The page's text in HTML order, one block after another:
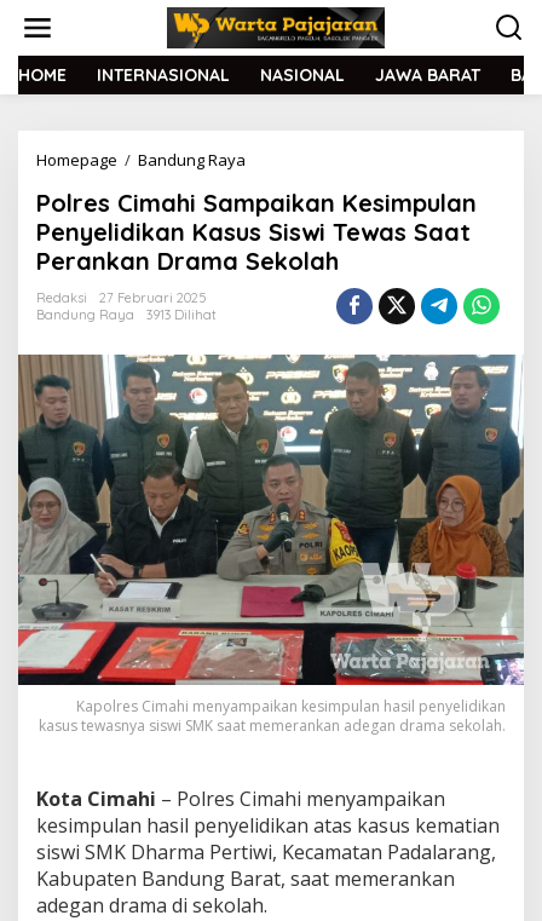
t
HOME INTERNASIONAL NASIONAL JAWA BARAT
Homepage / Bandung Raya
l
r
e
s
a
h
i
S
m
a
i
k
a
K
e
s
i
m
p
a
n
P
e
n
y
Polres Cimahi Sampaikan Kesimpulan
Penyelidikan Kasus Siswi Tewas Saat
Perankan Drama Sekolah
Redaksi
27 Februari 2025
Bandung Raya
3913 Dilihat
Kapolres Cimahi menyampaikan kesimpulan hasil penyelidikan
kasus tewasnya siswi SMK saat memerankan adegan drama sekolah.
Kota Cimahi – Polres Cimahi menyampaikan
kesimpulan hasil penyelidikan atas kasus kematian
siswi SMK Dharma Pertiwi, Kecamatan Padalarang,
Kabupaten Bandung Barat, saat memerankan
adegan drama di sekolah.